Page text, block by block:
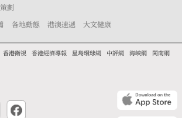
劃
各地動態 港澳速遞 大文健康
香港衛視 香港經濟導報 星島環球網 中評網 海峽網
閩南網